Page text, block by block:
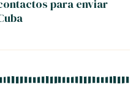
para enviar